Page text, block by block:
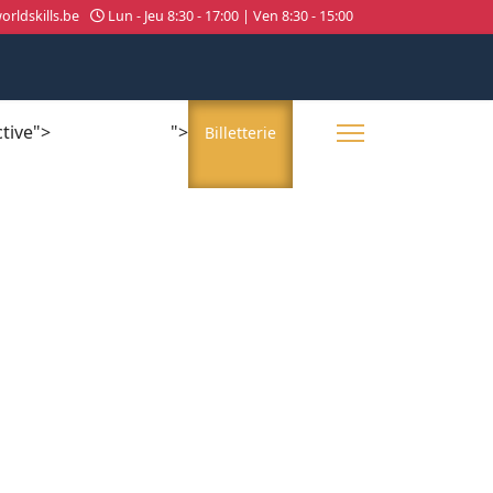
Lun - Jeu 8:30 - 17:00 | Ven 8:30 - 15:00
"> Billetterie